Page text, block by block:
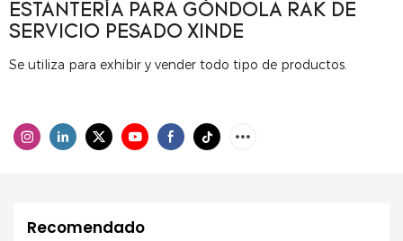
ESTANTERÍA PARA GÓNDOLA RAK DE
SERVICIO PESADO XINDE
Se utiliza para exhibir y vender todo tipo de productos.
Recomendado